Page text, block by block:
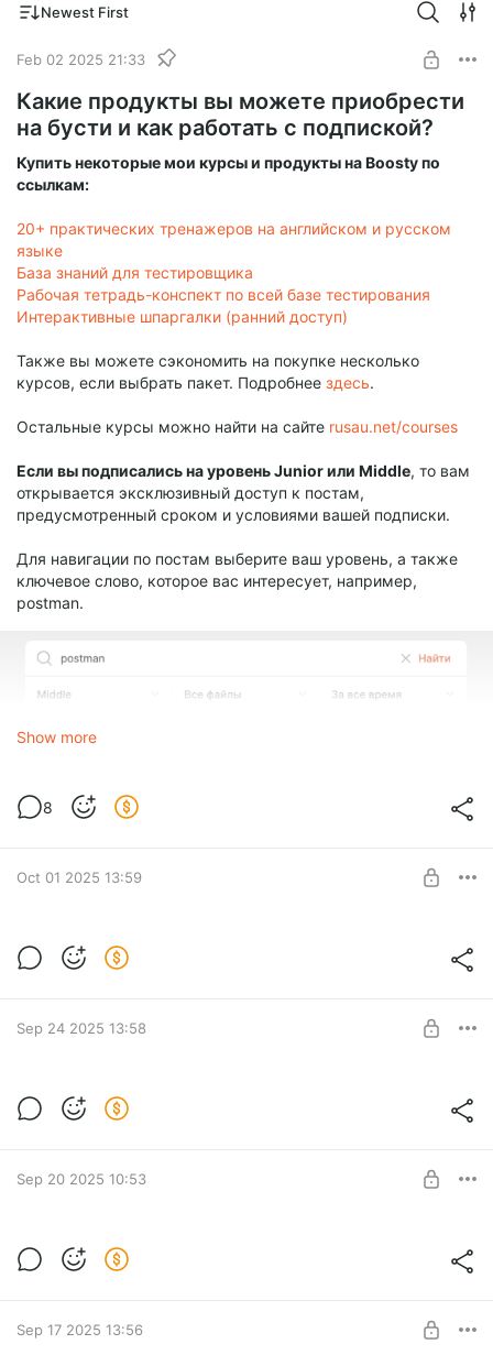
Newest First
Feb 02 2025 21:33
Какие продукты вы можете приобрести
на бусти и как работать с подпиской?
Купить некоторые мои курсы и продукты на Boosty по
ссылкам:
20+ практических тренажеров на английском и русском
языке
База знаний для тестировщика
Рабочая тетрадь-конспект по всей базе тестирования
Интерактивные шпаргалки (ранний доступ)
Также вы можете сэкономить на покупке несколько
курсов, если выбрать пакет. Подробнее здесь.
Остальные курсы можно найти на сайте rusau.net/courses
Если вы подписались на уровень Junior или Middle, то вам
открывается эксклюзивный доступ к постам,
предусмотренный сроком и условиями вашей подписки.
Для навигации по постам выберите ваш уровень, а также
ключевое слово, которое вас интересует, например,
postman.
Show more
8
Oct 01 2025 13:59
кейсы
Sep 24 2025 13:58
Sep 20 2025 10:53
доступ)
здесь https://rusau.net/cheat-sheets
Sep 17 2025 13:56